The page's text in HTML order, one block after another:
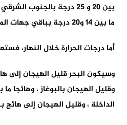
بين 20 و 25 درجة بالجنوب
ما بين 14 و20 درجة بباقي جهات المملكة.
أما درجات الحرارة خلال النهار،
وسيكون البحر قليل الهيجان إلى
وقليل الهيجان بالبوغاز ، وهائجا
الداخلة ، وقليل الهيجان إلى